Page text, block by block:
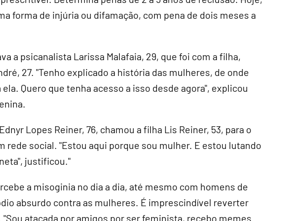
forma de injúria ou difamação, com pena de dois meses a
a psicanalista Larissa Malafaia, 29, que foi com a filha,
27. "Tenho explicado a história das mulheres, de onde
Quero que tenha acesso a isso desde agora", explicou
Lopes Reiner, 76, chamou a filha Lis Reiner, 53, para o
rede social. "Estou aqui porque sou mulher. E estou lutando
justificou."
a misoginia no dia a dia, até mesmo com homens de
absurdo contra as mulheres. É imprescindível reverter
atacada por amigos por ser feminista, recebo memes